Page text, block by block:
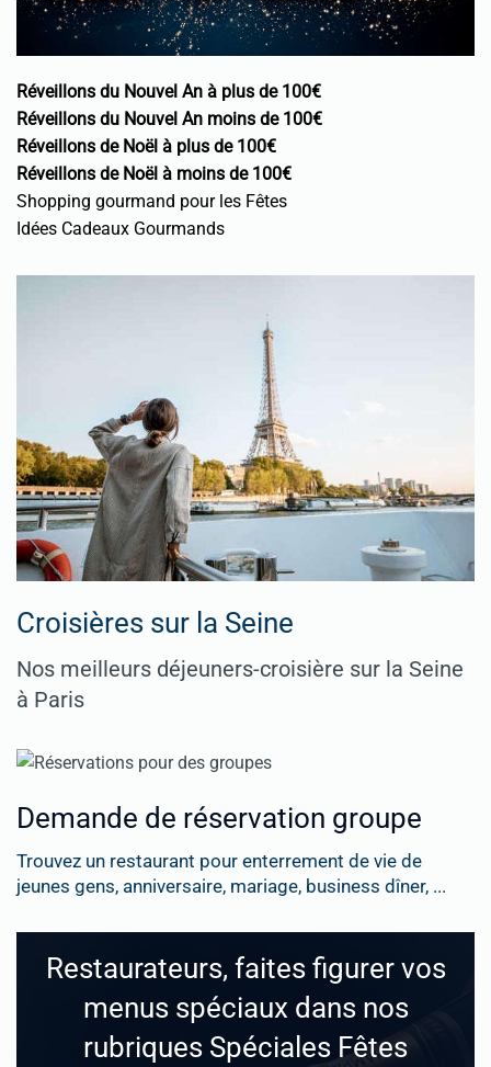
Réveillons du Nouvel An à plus de 100€
Réveillons du Nouvel An moins de 100€
Réveillons de Noël à plus de 100€
Réveillons de Noël à moins de 100€
Shopping gourmand pour les Fêtes
Idées Cadeaux Gourmands
Croisières sur la Seine
Nos meilleurs déjeuners-croisière sur la Seine
à Paris
Demande de réservation groupe
Trouvez un restaurant pour enterrement de vie de
jeunes gens, anniversaire, mariage, business dîner, ...
Restaurateurs, faites figurer vos
menus spéciaux dans nos
rubriques Spéciales Fêtes